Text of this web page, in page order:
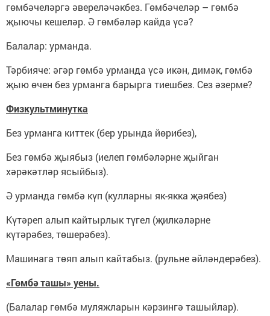
гөмбәчеләргә әвереләчәкбез. Гөмбәчеләр – гөмбә
җыючы кешеләр. Ә гөмбәләр кайда үсә?
Балалар: урманда.
Тәрбияче: әгәр гөмбә урманда үсә икән, димәк, гөмбә
җыю өчен без урманга барырга тиешбез. Сез әзерме?
Физкультминутка
Без урманга киттек (бер урында йөрибез),
Без гөмбә җыябыз (иелеп гөмбәләрне җыйган
хәрәкәтләр ясыйбыз).
Ә урманда гөмбә күп (кулларны як-якка җәябез)
Күтәреп алып кайтырлык түгел (җилкәләрне
күтәрәбез, төшерәбез).
Машинага төяп алып кайтабыз. (рульне әйләндерәбез).
«Гөмбә ташы» уены.
(Балалар гөмбә муляжларын кәрзингә ташыйлар).